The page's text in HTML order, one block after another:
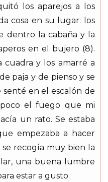
los aparejos a los
cosa en su lugar: los
dentro la cabaña y la
en el bujero (8).
cuadra y los amarré a
paja y de pienso y se
senté en el escalón de
el fuego que mi
un rato. Se estaba
empezaba a hacer
recogía muy bien la
una buena lumbre
estar a gusto.